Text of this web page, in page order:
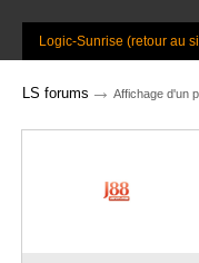
Logic-Sunrise (retour au
LS forums → Affichage d'un